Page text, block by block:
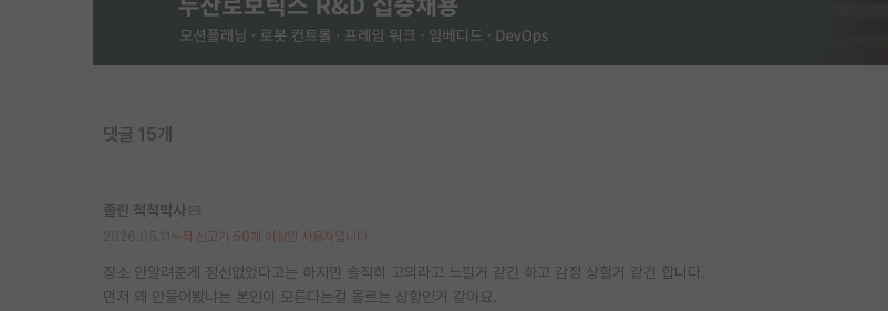
댓글 15개
졸린 척척박사
누적 신고가 50개 이상인 사용자입니다.
장소 안알려준게 정신없었다고는 하지만 솔직히 고의라고 느낄거 같긴 하고 감정 상할거 같긴 합니다.
먼저 왜 안물어봤냐는 본인이 모른다는걸 몰르는 상황인거 같아요.